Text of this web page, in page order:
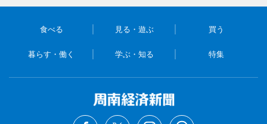
食べる 見る・遊ぶ 買う
暮らす・働く 学ぶ・知る 特集